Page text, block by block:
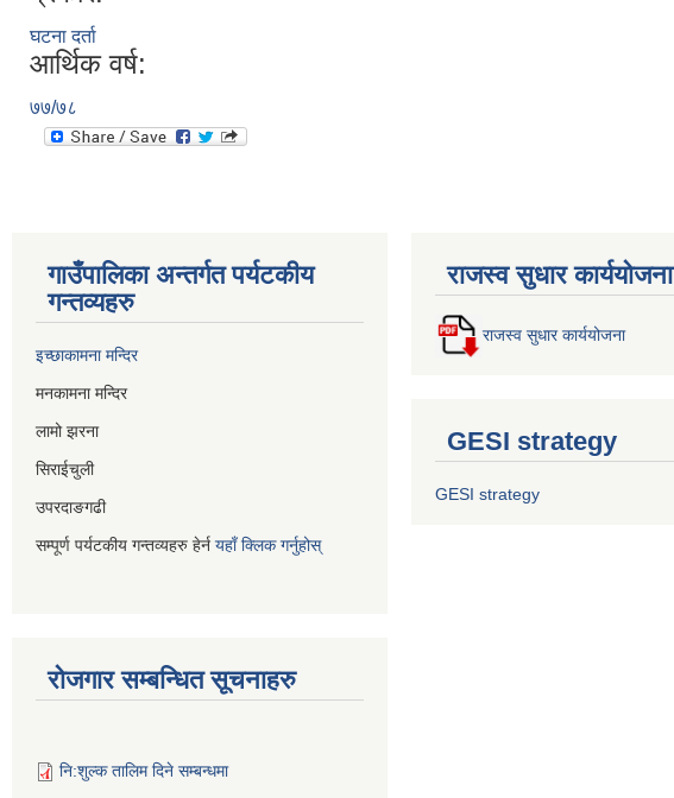
घटना दर्ता
आर्थिक वर्ष:
७७/७८
गाउँपालिका अन्तर्गत पर्यटकीय
गन्तव्यहरु
इच्छाकामना मन्दिर
मनकामना मन्दिर
लामो झरना
सिराईचुली
उपरदाङगढी
सम्पूर्ण पर्यटकीय गन्तव्यहरु हेर्न यहाँ क्लिक गर्नुहोस्
रोजगार सम्बन्धित सूचनाहरु
नि:शुल्क तालिम दिने सम्बन्धमा
राजस्व सुधार कार्ययोजना
राजस्व सुधार कार्ययोजना
GESI strategy
GESI strategy